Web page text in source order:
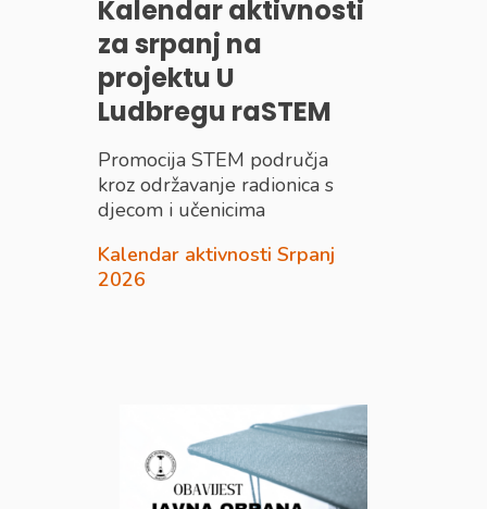
Kalendar aktivnosti
za srpanj na
projektu U
Ludbregu raSTEM
Promocija STEM područja
kroz održavanje radionica s
djecom i učenicima
Kalendar aktivnosti Srpanj
2026